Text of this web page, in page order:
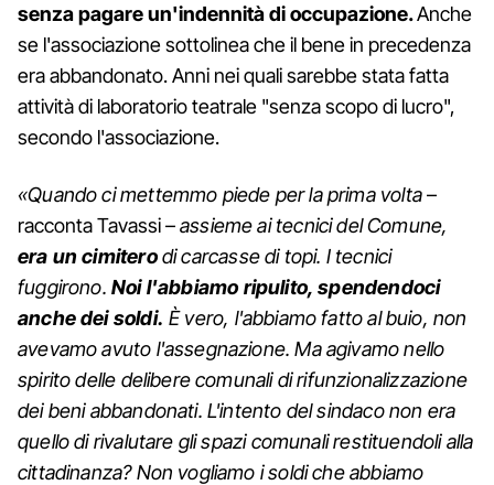
senza pagare un'indennità di occupazione.Anche
se l'associazione sottolinea che il bene in precedenza
era abbandonato. Anni nei quali sarebbe stata fatta
attività di laboratorio teatrale "senza scopo di lucro",
secondo l'associazione.
«Quando ci mettemmo piede per la prima volta–
racconta Tavassi –assieme ai tecnici del Comune,
era un cimiterodi carcasse di topi. I tecnici
fuggirono. Noi l'abbiamo ripulito, spendendoci
anche dei soldi. È vero, l'abbiamo fatto al buio, non
avevamo avuto l'assegnazione. Ma agivamo nello
spirito delle delibere comunali di rifunzionalizzazione
dei beni abbandonati. L'intento del sindaco non era
quello di rivalutare gli spazi comunali restituendoli alla
cittadinanza? Non vogliamo i soldi che abbiamo